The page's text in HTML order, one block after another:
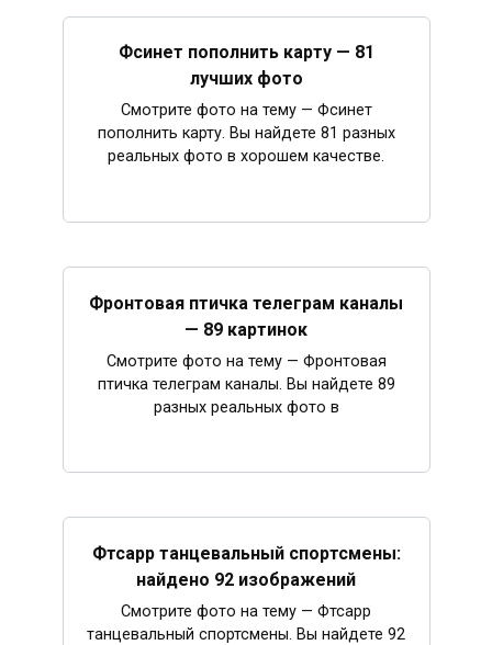
Фсинет пополнить карту — 81
лучших фото
Смотрите фото на тему — Фсинет
пополнить карту. Вы найдете 81 разных
реальных фото в хорошем качестве.
Фронтовая птичка телеграм каналы
— 89 картинок
Смотрите фото на тему — Фронтовая
птичка телеграм каналы. Вы найдете 89
разных реальных фото в
Фтсарр танцевальный спортсмены:
найдено 92 изображений
Смотрите фото на тему — Фтсарр
танцевальный спортсмены. Вы найдете 92